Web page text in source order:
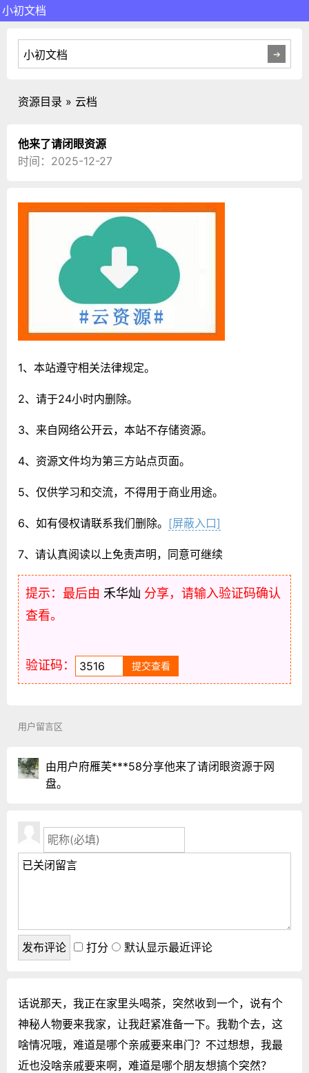
小初文档
资源目录 » 云档
他来了请闭眼资源
时间：2025-12-27
1、本站遵守相关法律规定。
2、请于24小时内删除。
3、来自网络公开云，本站不存储资源。
4、资源文件均为第三方站点页面。
5、仅供学习和交流，不得用于商业用途。
6、如有侵权请联系我们删除。 [屏蔽入口]
7、请认真阅读以上免责声明，同意可继续
提示：最后由 禾华灿 分享，请输入验证码确认
查看。
验证码：
用户留言区
由用户府雁芙***58分享他来了请闭眼资源于网
盘。
打分 默认显示最近评论
话说那天，我正在家里头喝茶，突然收到一个，说有个
神秘人物要来我家，让我赶紧准备一下。我勒个去，这
啥情况哦，难道是哪个亲戚要来串门？不过想想，我最
近也没啥亲戚要来啊，难道是哪个朋友想搞个突然？